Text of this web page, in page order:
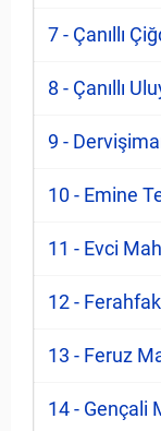
7 - Çanıllı
8 - Çanıllı
9 -
10 - Emine
11 - Evci
12 -
13 - Feruz
14 - Gençali